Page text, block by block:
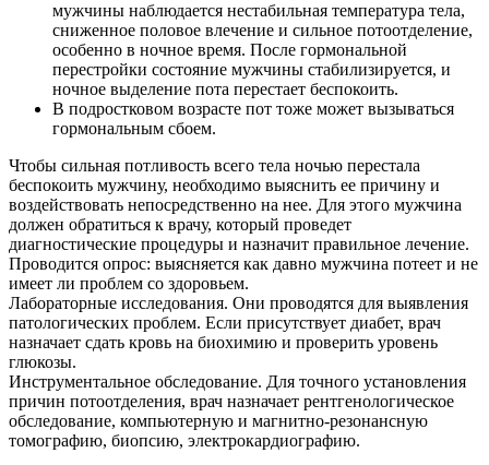
мужчины наблюдается нестабильная температура тела,
сниженное половое влечение и сильное потоотделение,
особенно в ночное время. После гормональной
перестройки состояние мужчины стабилизируется, и
ночное выделение пота перестает беспокоить.
В подростковом возрасте пот тоже может вызываться
гормональным сбоем.
Чтобы сильная потливость всего тела ночью перестала
беспокоить мужчину, необходимо выяснить ее причину и
воздействовать непосредственно на нее. Для этого мужчина
должен обратиться к врачу, который проведет
диагностические процедуры и назначит правильное лечение.
Проводится опрос: выясняется как давно мужчина потеет и не
имеет ли проблем со здоровьем.
Лабораторные исследования. Они проводятся для выявления
патологических проблем. Если присутствует диабет, врач
назначает сдать кровь на биохимию и проверить уровень
глюкозы.
Инструментальное обследование. Для точного установления
причин потоотделения, врач назначает рентгенологическое
обследование, компьютерную и магнитно-резонансную
томографию, биопсию, электрокардиографию.